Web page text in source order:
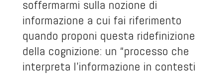
soffermarmi sulla nozione di
informazione a cui fai riferimento
quando proponi questa ridefinizione
della cognizione: un “processo che
interpreta l’informazione in contesti